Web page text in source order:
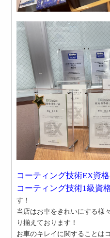
コーティング技術EX資
コーティング技術1級
す！
当店はお車をきれいにする様
り揃えております！
お車のキレイに関することは